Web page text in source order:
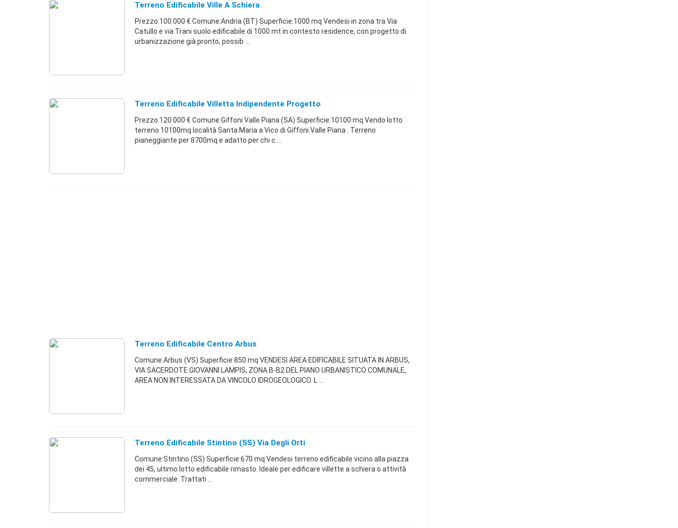
Terreno Edificabile Ville A Schiera
Prezzo:100.000 € Comune:Andria (BT) Superficie:1000 mq Vendesi in zona tra Via
Catullo e via Trani suolo edificabile di 1000 mt in contesto residence, con progetto di
urbanizzazione già pronto, possib ...
Terreno Edificabile Villetta Indipendente Progetto
Prezzo:120.000 € Comune:Giffoni Valle Piana (SA) Superficie:10100 mq Vendo lotto
terreno 10100mq località Santa Maria a Vico di Giffoni Valle Piana . Terreno
pianeggiante per 8700mq e adatto per chi c ...
Terreno Edificabile Centro Arbus
Comune:Arbus (VS) Superficie:850 mq VENDESI AREA EDIFICABILE SITUATA IN ARBUS,
VIA SACERDOTE GIOVANNI LAMPIS, ZONA B-B2 DEL PIANO URBANISTICO COMUNALE,
AREA NON INTERESSATA DA VINCOLO IDROGEOLOGICO. L ...
Terreno Edificabile Stintino (SS) Via Degli Orti
Comune:Stintino (SS) Superficie:670 mq Vendesi terreno edificabile vicino alla piazza
dei 45, ultimo lotto edificabile rimasto. Ideale per edificare villette a schiera o attività
commerciale. Trattati ...